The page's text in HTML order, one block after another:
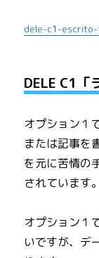
dele-c1-escrito-
DELE C1「
オプション１
または記事を
を元に苦情の
されています。
オプション１
いですが、デ